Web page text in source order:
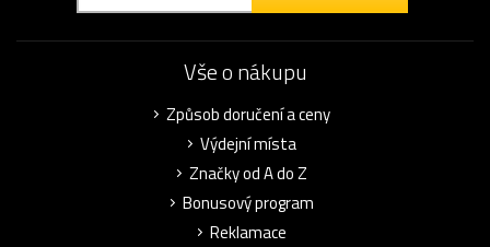
Vše o nákupu
Způsob doručení a ceny
Výdejní místa
Značky od A do Z
Bonusový program
Reklamace